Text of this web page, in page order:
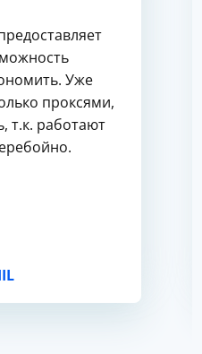
Уже
проксями,
т.к. работают